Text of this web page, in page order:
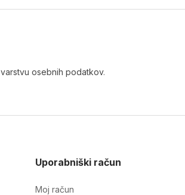
varstvu osebnih podatkov.
Uporabniški račun
Moj račun